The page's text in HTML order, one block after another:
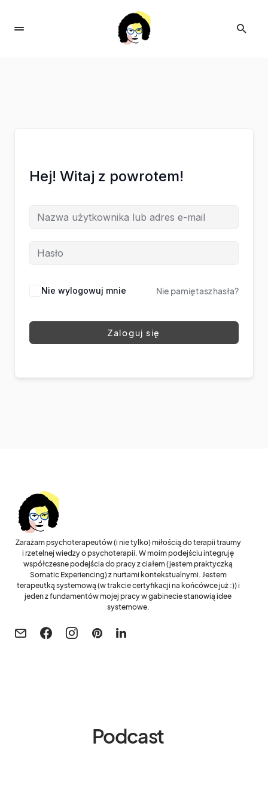
Hej! Witaj z powrotem!
Nie wylogowuj mnie Nie pamiętasz hasła?
Zaloguj się
Zarażam psychoterapeutów (i nie tylko) miłością do terapii traumy
i rzetelnej wiedzy o psychoterapii. W moim podejściu integruję
współczesne podejścia do pracy z ciałem (jestem praktyczką
Somatic Experiencing) z nurtami kontekstualnymi. Jestem
terapeutką systemową (w trakcie certyfikacji na końcówce już :)) i
jeden z fundamentów mojej pracy w gabinecie stanowią idee
systemowe.
Podcast